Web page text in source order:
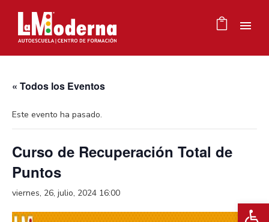
« Todos los Eventos
Este evento ha pasado.
Curso de Recuperación Total de
Puntos
viernes, 26, julio, 2024 16:00